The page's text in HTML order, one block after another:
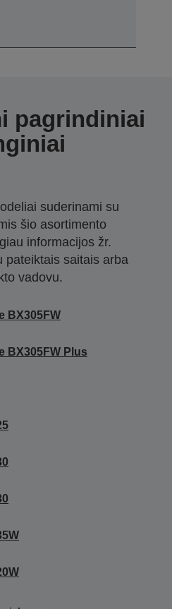
pagrindiniai
suderinami su
šio asortimento
informacijos žr.
pateiktais saitais arba
vadovu.
BX305FW
BX305FW Plus